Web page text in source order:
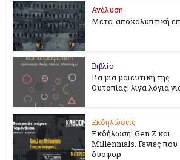
Ανάλυση
Μετα-αποκαλυπτική
Βιβλίο
Για μια μαιευτική της
Ουτοπίας: λίγα λόγια
Εκδηλώσεις
Εκδήλωση: Gen Z και
Millennials. Γενιές που
δυσφορ